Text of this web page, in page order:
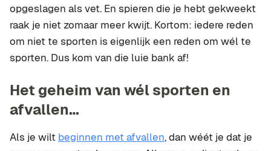
opgeslagen als vet. En spieren die je hebt gekweekt
raak je niet zomaar meer kwijt. Kortom: iedere reden
om niet te sporten is eigenlijk een reden om wél te
sporten. Dus kom van die luie bank af!
Het geheim van wél sporten en
afvallen…
Als je wilt beginnen met afvallen, dan wéét je dat je